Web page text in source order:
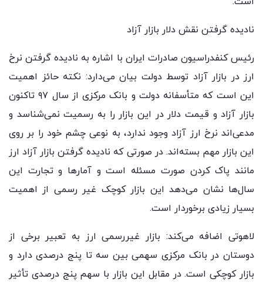
نادیده گرفتن نقش دلار بازار آزاد
رئیس کنفدراسیون صادرات ایران با اشاره به نادیده گرفتن نرخ
ارز در بازار آزاد توسط دولت بیان می‌دارد: نکته حائز اهمیت
این است که متأسفانه دولت و بانک مرکزی از سال ۹۷ تاکنون
بازار آزاد و قیمت دلار در این بازار را به رسمیت نمی‌شناسد و
مدعی‌اند نرخ ارز آزاد وجود ندارد، به نوعی چشم خود را بر روی
این بازار مهم بسته‌اند. در صورتی که نادیده گرفتن بازار آزاد ارز
مانند پاک کردن صورت مسئله است و آمارها و تجارت این
سال‌ها نشان می‌دهد این بازار کوچک غیر رسمی از اهمیت
بسیار زیادی برخوردار است.
لاهوتی اضافه می‌کند: بازار غیررسمی ارز به تعبیر برخی از
دوستان در بانک مرکزی سهمی بین سه تا پنج درصدی دارد و
بازار کوچکی است. در مقابل این بازار با سهم پنج درصدی تأثیر